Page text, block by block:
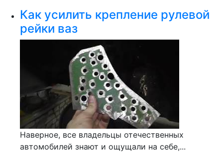
Как усилить крепление рулевой
рейки ваз
Наверное, все владельцы отечественных
автомобилей знают и ощущали на себе,...